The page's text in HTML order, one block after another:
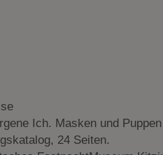
Ich. Masken und
24 Seiten.